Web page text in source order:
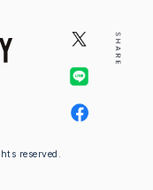
reserved.